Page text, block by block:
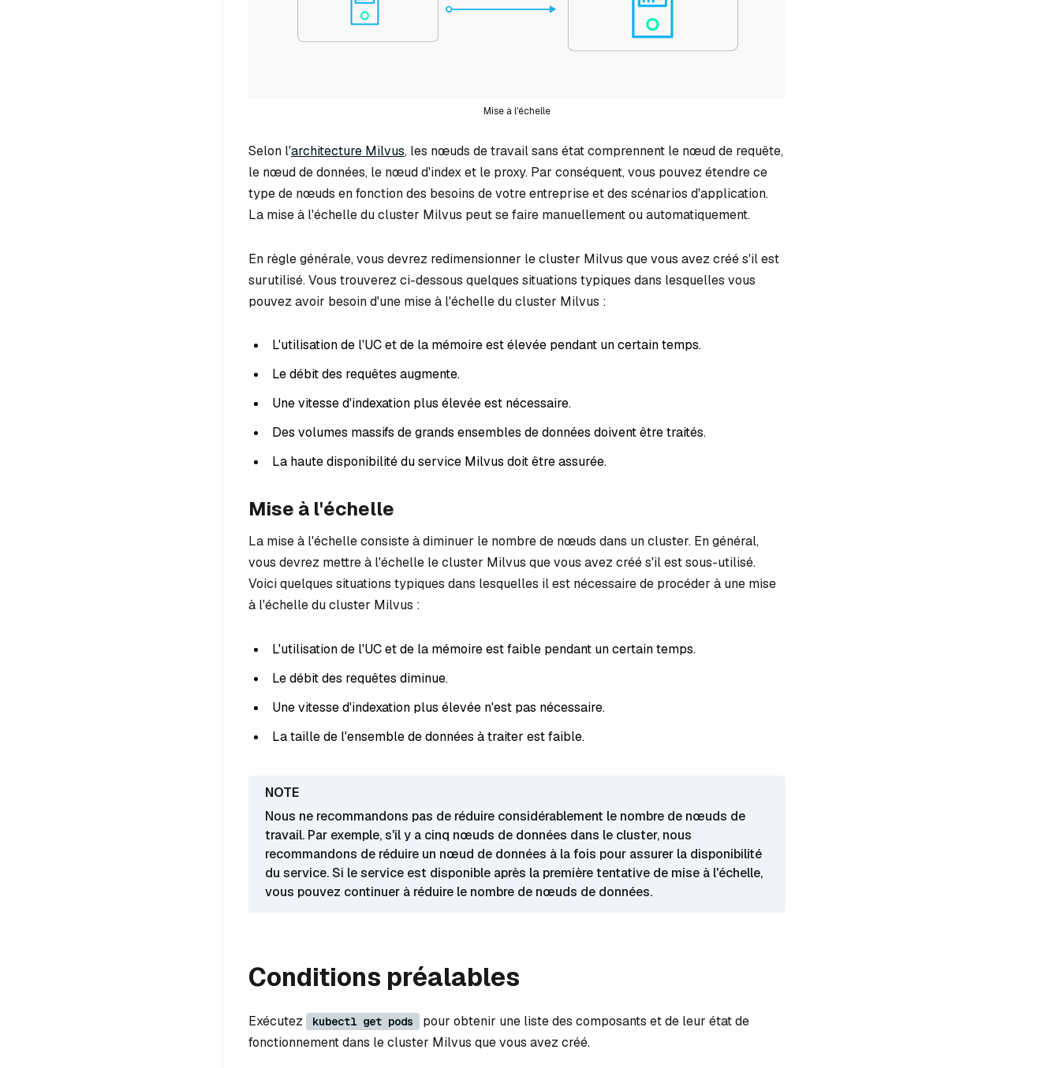
Mise à l'échelle
Selon l'architecture Milvus, les nœuds de travail sans état comprennent le nœud de requête,
le nœud de données, le nœud d'index et le proxy. Par conséquent, vous pouvez étendre ce
type de nœuds en fonction des besoins de votre entreprise et des scénarios d'application.
La mise à l'échelle du cluster Milvus peut se faire manuellement ou automatiquement.
En règle générale, vous devrez redimensionner le cluster Milvus que vous avez créé s'il est
surutilisé. Vous trouverez ci-dessous quelques situations typiques dans lesquelles vous
pouvez avoir besoin d'une mise à l'échelle du cluster Milvus :
L'utilisation de l'UC et de la mémoire est élevée pendant un certain temps.
Le débit des requêtes augmente.
Une vitesse d'indexation plus élevée est nécessaire.
Des volumes massifs de grands ensembles de données doivent être traités.
La haute disponibilité du service Milvus doit être assurée.
Mise à l'échelle
La mise à l'échelle consiste à diminuer le nombre de nœuds dans un cluster. En général,
vous devrez mettre à l'échelle le cluster Milvus que vous avez créé s'il est sous-utilisé.
Voici quelques situations typiques dans lesquelles il est nécessaire de procéder à une mise
à l'échelle du cluster Milvus :
L'utilisation de l'UC et de la mémoire est faible pendant un certain temps.
Le débit des requêtes diminue.
Une vitesse d'indexation plus élevée n'est pas nécessaire.
La taille de l'ensemble de données à traiter est faible.
Nous ne recommandons pas de réduire considérablement le nombre de nœuds de
travail. Par exemple, s'il y a cinq nœuds de données dans le cluster, nous
recommandons de réduire un nœud de données à la fois pour assurer la disponibilité
du service. Si le service est disponible après la première tentative de mise à l'échelle,
vous pouvez continuer à réduire le nombre de nœuds de données.
Conditions préalables
Exécutez kubectl get pods
pour obtenir une liste des composants et de leur état de
fonctionnement dans le cluster Milvus que vous avez créé.